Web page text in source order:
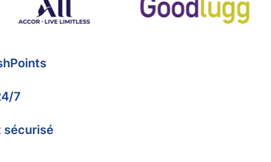
7
sécurisé